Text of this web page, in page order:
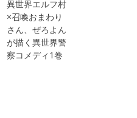
異世界エルフ村
×召喚おまわり
さん、ぜろよん
が描く異世界警
察コメディ1巻